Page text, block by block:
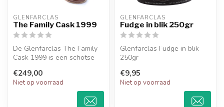
GLENFARCLAS
The Family Cask 1999
De Glenfarclas The Family
Cask 1999 is een schotse
Hig...
€249,00
Niet op voorraad
GLENFARCLAS
Fudge in blik 250gr
Glenfarclas Fudge in blik
250gr
€9,95
Niet op voorraad